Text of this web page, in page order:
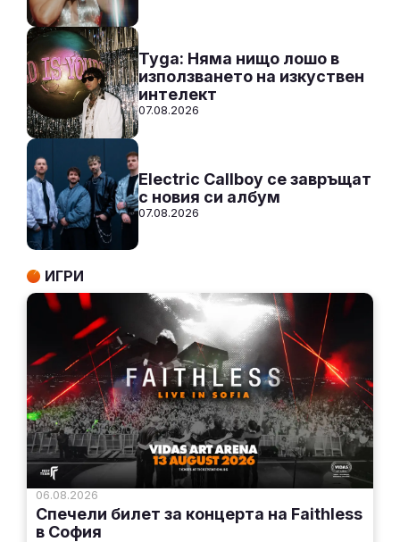
Tyga: Няма нищо лошо в
използването на изкуствен
интелект
07.08.2026
Electric Callboy се завръщат
с новия си албум
07.08.2026
ИГРИ
06.08.2026
Спечели билет за концерта на Faithless
в София